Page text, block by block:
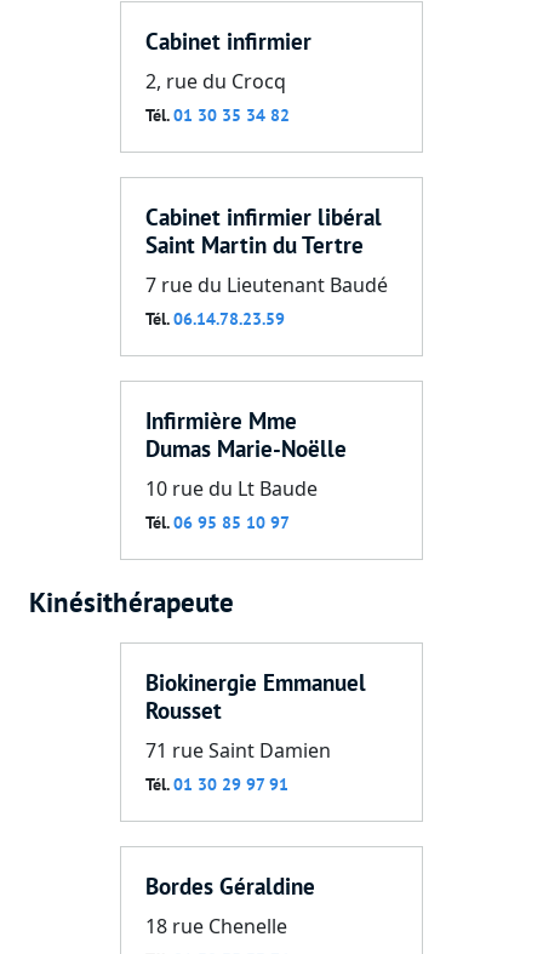
Cabinet infirmier
2, rue du Crocq
Tél.01 30 35 34 82
Cabinet infirmier libéral
Saint Martin du Tertre
7 rue du Lieutenant Baudé
Tél.06.14.78.23.59
Infirmière Mme
Dumas Marie-Noëlle
10 rue du Lt Baude
Tél.06 95 85 10 97
Kinésithérapeute
Biokinergie Emmanuel
Rousset
71 rue Saint Damien
Tél.01 30 29 97 91
Bordes Géraldine
18 rue Chenelle